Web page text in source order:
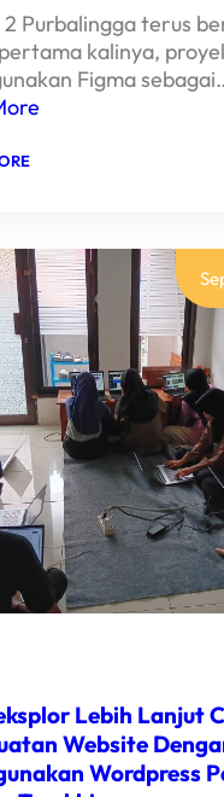
2 Purbalingga terus
kalinya,
Figma
:
2
PURBALINGGA:
DESAIN
APLIKASI
MOBILE
MENGGUNAKAN
FIGMA
Lebih Lanjut
Website
Wordpress